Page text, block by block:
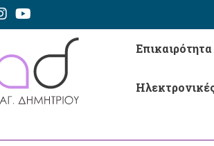
Επικαιρότητα